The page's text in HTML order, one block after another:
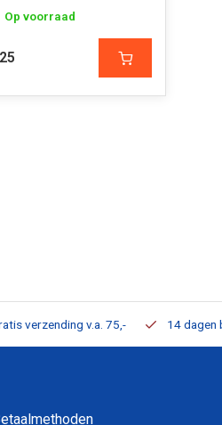
Op voorraad
verzending v.a. 75,- 14 dagen